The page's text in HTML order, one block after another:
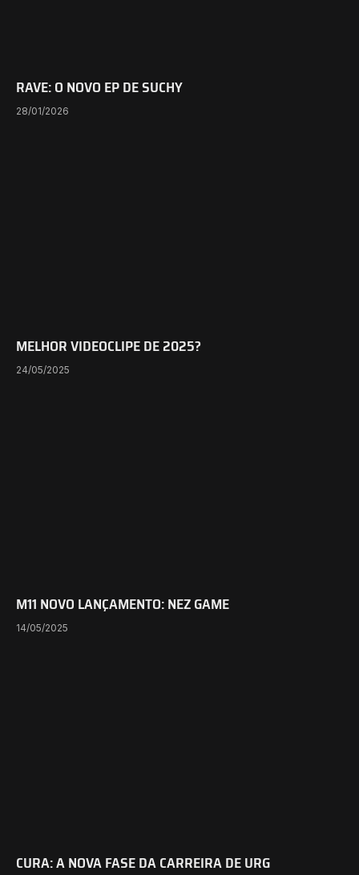
RAVE: O NOVO EP DE SUCHY
28/01/2026
MELHOR VIDEOCLIPE DE 2025?
24/05/2025
M11 NOVO LANÇAMENTO: NEZ GAME
14/05/2025
CURA: A NOVA FASE DA CARREIRA DE URG